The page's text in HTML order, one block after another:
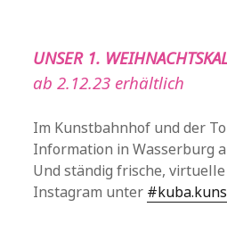
UNSER 1.
ab 2.12.23 erhältlich
Im Kunstbahnhof und der
Information in Wasserburg
Und ständig frische,
Instagram unter